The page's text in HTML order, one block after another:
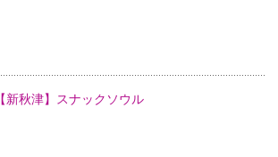
【新秋津】スナックソウル